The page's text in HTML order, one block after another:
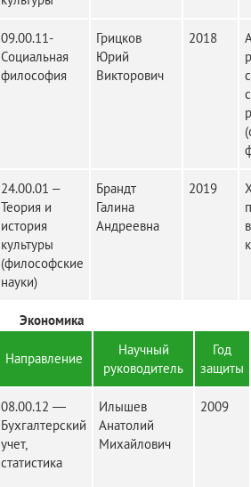
09.00.11-
Социальная
философия
Грицков
Юрий
Викторович
2018
24.00.01 –
Теория и
история
культуры
(философские
науки)
Брандт
Галина
Андреевна
2019
Экономика
Направление
Научный
руководитель
Год
защиты
08.00.12 —
Бухгалтерский
учет,
статистика
Илышев
Анатолий
Михайлович
2009